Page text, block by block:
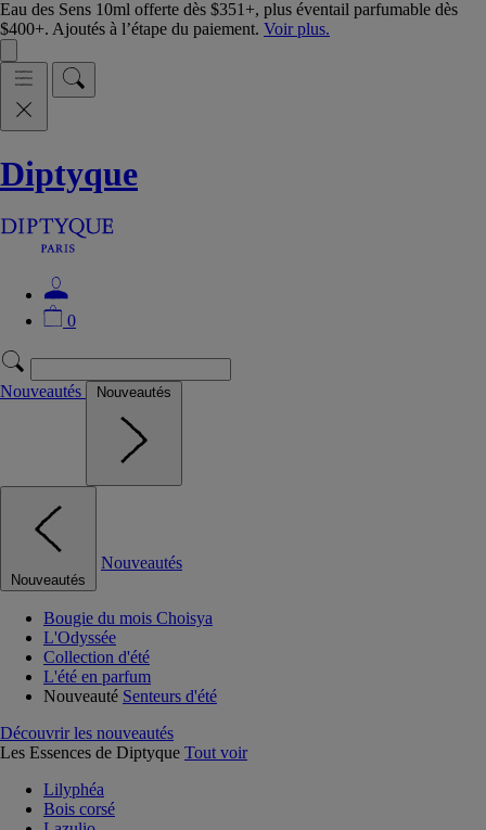
Eau des Sens 10ml offerte dès $351+, plus éventail parfumable dès
$400+. Ajoutés à l’étape du paiement. Voir plus.
Diptyque
0
Nouveautés Nouveautés
Nouveautés
Nouveautés
Bougie du mois Choisya
L'Odyssée
Collection d'été
L'été en parfum
Nouveauté Senteurs d'été
Découvrir les nouveautés
Les Essences de Diptyque Tout voir
Lilyphéa
Bois corsé